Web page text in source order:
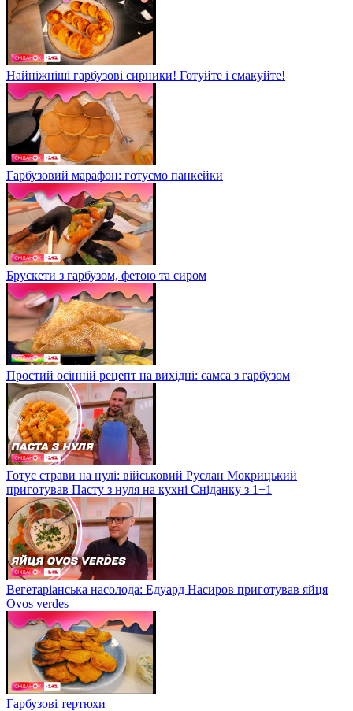
Найніжніші гарбузові сирники! Готуйте і смакуйте!
Гарбузовий марафон: готуємо панкейки
Брускети з гарбузом, фетою та сиром
Простий осінній рецепт на вихідні: самса з гарбузом
Готує страви на нулі: військовий Руслан Мокрицький
приготував Пасту з нуля на кухні Сніданку з 1+1
Вегетаріанська насолода: Едуард Насиров приготував яйця
Ovos verdes
Гарбузові тертюхи